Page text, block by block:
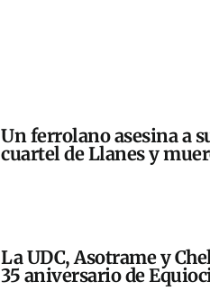
Un ferrolano asesina a
cuartel de Llanes y
La UDC, Asotrame y
35 aniversario de